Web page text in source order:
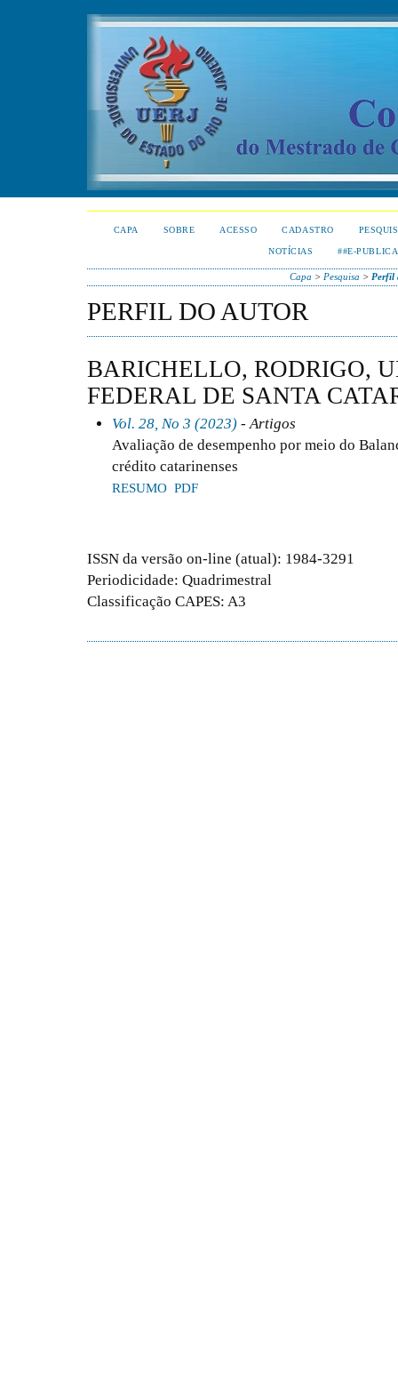
CAPA SOBRE ACESSO CADASTRO
NOTÍCIAS ##E-
Capa > Pesquisa > Perfil
PERFIL DO AUTOR
BARICHELLO, RODRIGO,
FEDERAL DE SANTA
Vol. 28, No 3 (2023) - Artigos
Avaliação de desempenho por meio do
crédito catarinenses
RESUMO PDF
ISSN da versão on-line (atual): 1984-3291
Periodicidade: Quadrimestral
Classificação CAPES: A3